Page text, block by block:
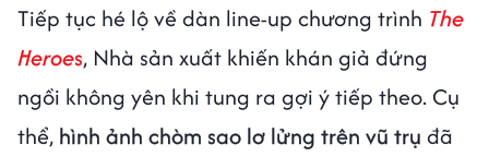
Tiếp tục hé lộ về dàn line-up chương trình The
Heroes, Nhà sản xuất khiến khán giả đứng
ngồi không yên khi tung ra gợi ý tiếp theo. Cụ
thể, hình ảnh chòm sao lơ lửng trên vũ trụ đã